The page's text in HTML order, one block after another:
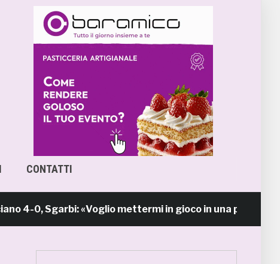
CONTATTI
Sgarbi: «Voglio mettermi in gioco in una piazza calda